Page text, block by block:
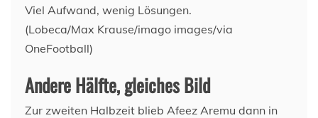
Viel Aufwand, wenig Lösungen.
(Lobeca/Max Krause/imago images/via
OneFootball)
Andere Hälfte, gleiches Bild
Zur zweiten Halbzeit blieb Afeez Aremu dann in